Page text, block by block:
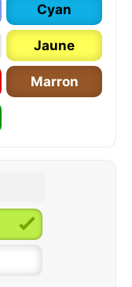
Cyan
Jaune
Marron